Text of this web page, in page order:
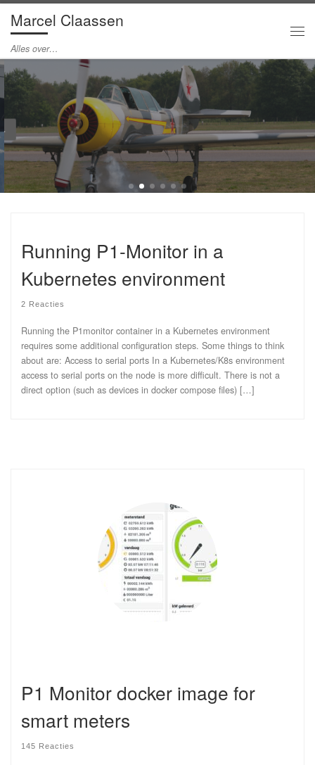
Ga naar inhoud
Marcel Claassen
Alles over…
Running P1-Monitor in a
Kubernetes environment
2 Reacties
Running the P1monitor container in a Kubernetes environment
requires some additional configuration steps. Some things to think
about are: Access to serial ports In a Kubernetes/K8s environment
access to serial ports on the node is more difficult. There is not a
direct option (such as devices in docker compose files) […]
P1 Monitor docker image for
smart meters
145 Reacties